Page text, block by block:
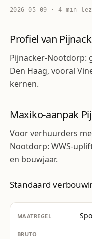
2026-05-09 · 4 min
Profiel van
Pijnacker-Nootdorp:
Den Haag, vooral
kernen.
Maxiko-aanpak
Voor verhuurders
Nootdorp: WWS-
en bouwjaar.
Standaard